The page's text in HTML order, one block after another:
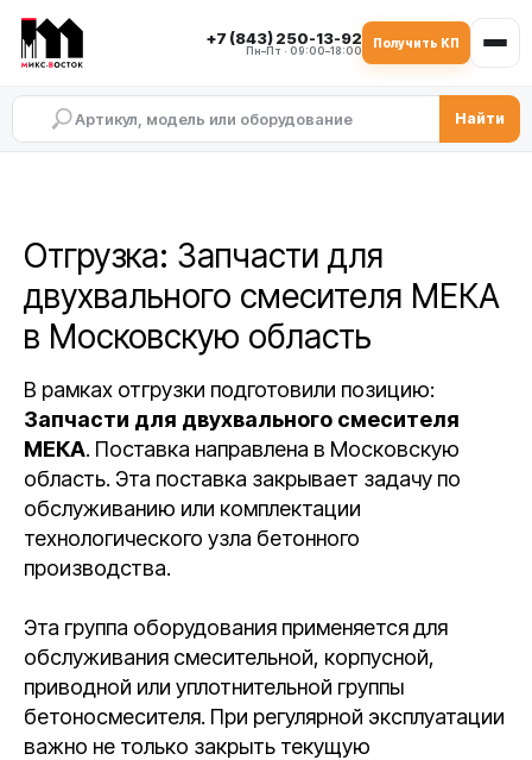
+7 (843) 250-13-92
Пн–Пт · 09:00–18:00
Получить КП
Найти
Отгрузка: Запчасти для
двухвального смесителя МЕКА
в Московскую область
В рамках отгрузки подготовили позицию:
Запчасти для двухвального смесителя
МЕКА. Поставка направлена в Московскую
область. Эта поставка закрывает задачу по
обслуживанию или комплектации
технологического узла бетонного
производства.
Эта группа оборудования применяется для
обслуживания смесительной, корпусной,
приводной или уплотнительной группы
бетоносмесителя. При регулярной эксплуатации
важно не только закрыть текущую